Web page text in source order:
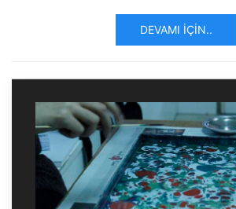
DEVAMI İÇIN..